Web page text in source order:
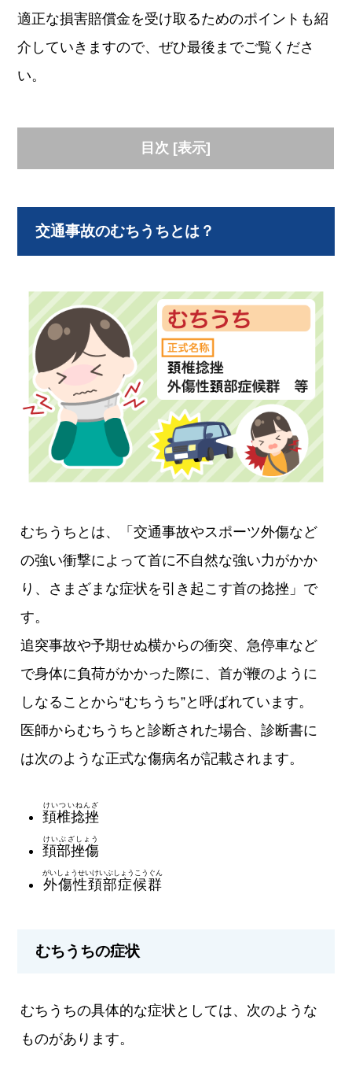
適正な損害賠償金を受け取るためのポイントも紹
介していきますので、ぜひ最後までご覧くださ
い。
目次 [表示]
交通事故のむちうちとは？
むちうちとは、「交通事故やスポーツ外傷など
の強い衝撃によって首に不自然な強い力がかか
り、さまざまな症状を引き起こす首の捻挫」で
す。
追突事故や予期せぬ横からの衝突、急停車など
で身体に負荷がかかった際に、首が鞭のように
しなることから“むちうち”と呼ばれています。
医師からむちうちと診断された場合、診断書に
は次のような正式な傷病名が記載されます。
頚椎捻挫
けいついねんざ
頚部挫傷
けいぶざしょう
外傷性頚部症候群
がいしょうせいけいぶしょうこうぐん
むちうちの症状
むちうちの具体的な症状としては、次のような
ものがあります。